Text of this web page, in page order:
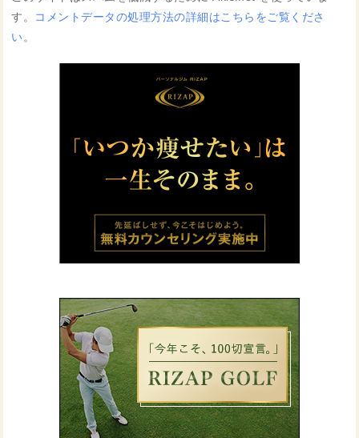
す。 コメントデータの処理方法の詳細はこちらをご覧くださ
い。